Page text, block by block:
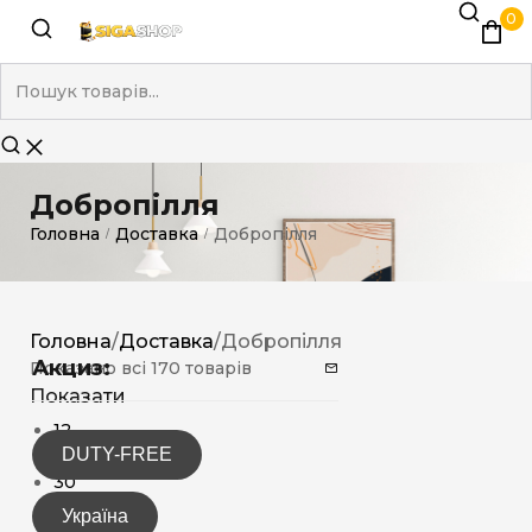
0
Добропілля
Головна / Доставка / Добропілля
Акциз:
DUTY-FREE
Україна
Головна/Доставка/Добропілля
Показано всі 170 товарів
Показати
12
15
30